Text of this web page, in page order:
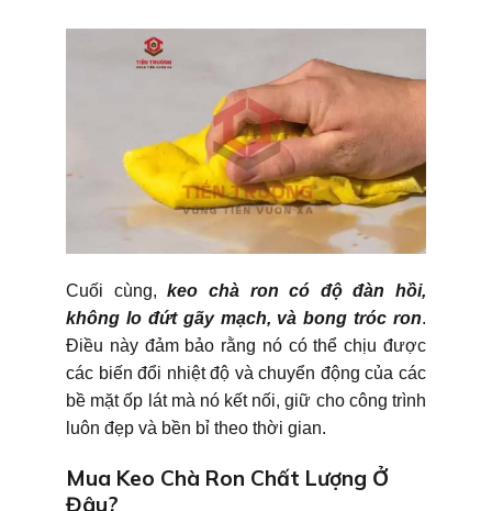
Cuối cùng,keo chà ron có độ đàn hồi,
không lo đứt gãy mạch, và bong tróc ron.
Điều này đảm bảo rằng nó có thể chịu được
các biến đổi nhiệt độ và chuyển động của các
bề mặt ốp lát mà nó kết nối, giữ cho công trình
luôn đẹp và bền bỉ theo thời gian.
Mua Keo Chà Ron Chất Lượng Ở
Đâu?